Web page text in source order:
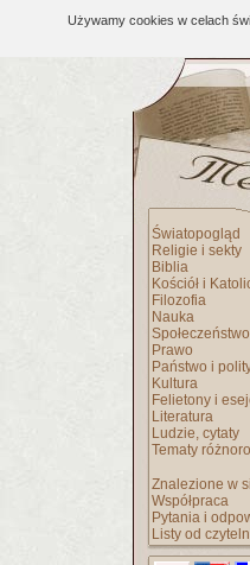
Używamy cookies w celach
Światopogląd
Religie i sekty
Biblia
Kościół i
Filozofia
Nauka
Społeczeństwo
Prawo
Państwo i
Kultura
Felietony i
Literatura
Ludzie, cytaty
Tematy
Znalezione w
Współpraca
Pytania i
Listy od